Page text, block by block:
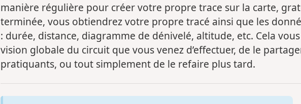
manière régulière pour créer votre propre trace sur la carte,
terminée, vous obtiendrez votre propre tracé ainsi que les
: durée, distance, diagramme de dénivelé, altitude, etc. Cela
vision globale du circuit que vous venez d’effectuer, de le
pratiquants, ou tout simplement de le refaire plus tard.